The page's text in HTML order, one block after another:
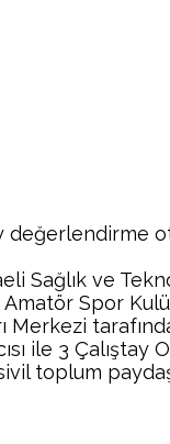
Sağlık ve
Amatör Spor
Merkezi
ile 3
toplum